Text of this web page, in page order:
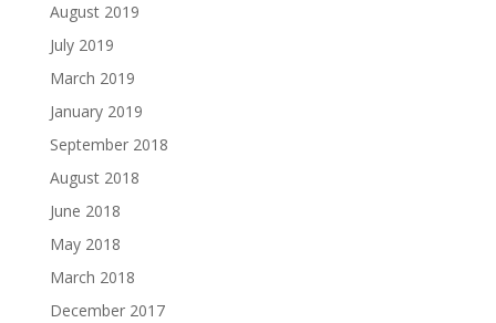
August 2019
July 2019
March 2019
January 2019
September 2018
August 2018
June 2018
May 2018
March 2018
December 2017